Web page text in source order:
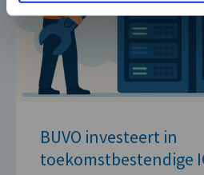
BUVO investeert in
toekomstbestendige